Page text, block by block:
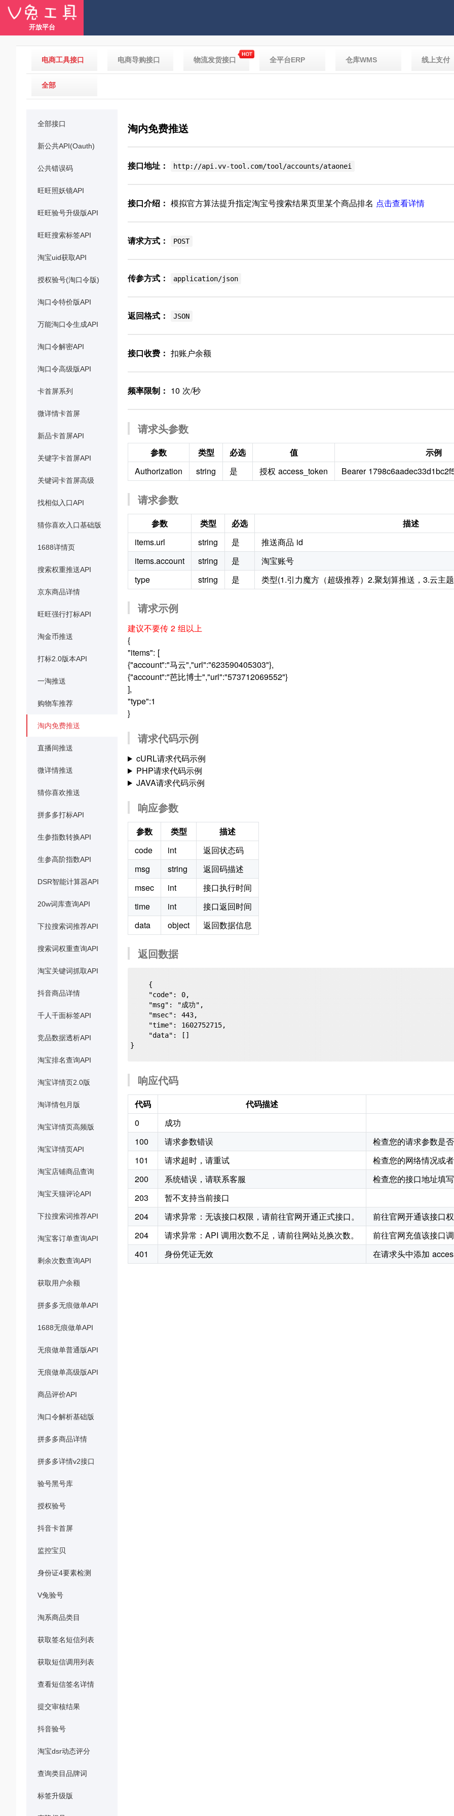
开放平台
电商工具接口 电商导购接口 物流发货接口 全平台ERP 仓库WMS 线上支付
全部
全部接口
新公共API(Oauth)
公共错误码
旺旺照妖镜API
旺旺验号升级版API
旺旺搜索标签API
淘宝uid获取API
授权验号(淘口令版)
淘口令特价版API
万能淘口令生成API
淘口令解密API
淘口令高级版API
卡首屏系列
微详情卡首屏
新品卡首屏API
关键字卡首屏API
关键词卡首屏高级
找相似入口API
猜你喜欢入口基础版
1688详情页
搜索权重推送API
京东商品详情
旺旺强行打标API
淘金币推送
打标2.0版本API
一淘推送
购物车推荐
淘内免费推送
直播间推送
微详情推送
猜你喜欢推送
拼多多打标API
生参指数转换API
生参高阶指数API
DSR智能计算器API
20w词库查询API
下拉搜索词推荐API
搜索词权重查询API
淘宝关键词抓取API
抖音商品详情
千人千面标签API
竞品数据透析API
淘宝排名查询API
淘宝详情页2.0版
淘详情包月版
淘宝详情页高频版
淘宝详情页API
淘宝店铺商品查询
淘宝天猫评论API
下拉搜索词推荐API
淘宝客订单查询API
剩余次数查询API
获取用户余额
拼多多无痕做单API
1688无痕做单API
无痕做单普通版API
无痕做单高级版API
商品评价API
淘口令解析基础版
拼多多商品详情
拼多多详情v2接口
验号黑号库
授权验号
抖音卡首屏
监控宝贝
身份证4要素检测
V兔验号
淘系商品类目
获取签名短信列表
获取短信调用列表
查看短信签名详情
提交审核结果
抖音验号
淘宝dsr动态评分
查询类目品牌词
标签升级版
淘内免费推送
接口地址： http://api.vv-tool.com/tool/accounts/ataonei
接口介绍： 模拟官方算法提升指定淘宝号搜索结果页里某个商品排名 点击查看详情
请求方式： POST
传参方式： application/json
返回格式： JSON
接口收费： 扣账户余额
频率限制： 10 次/秒
请求头参数
参数 类型 必选 值
示例
Authorization
string 是 授权 access_token Bearer
请求参数
参数 类型 必选
描述
items.url
string 是
推送商品 id
items.account
string 是
淘宝账号
type
string 是 类型(1.引力魔方（超级推荐）2.聚划算推送，3.云主
请求示例
建议不要传 2 组以上
{
"items": [
{"account":"马云","url":"623590405303"},
{"account":"芭比博士","url":"573712069552"}
],
"type":1
}
请求代码示例
cURL请求代码示例
PHP请求代码示例
JAVA请求代码示例
响应参数
参数 类型
描述
code
int
返回状态码
msg
string
返回码描述
msec
int
接口执行时间
time
int
接口返回时间
data
object 返回数据信息
返回数据
}
响应代码
代码
代码描述
0
成功
100
请求参数错误
检查您的请求参数是
101
请求超时，请重试
检查您的网络情况或
200
系统错误，请联系客服
检查您的接口地址填
203
暂不支持当前接口
204
请求异常：无该接口权限，请前往官网开通正式接口。
前往官网开通该接口
204
请求异常：API 调用次数不足，请前往网站兑换次数。
前往官网充值该接口
401
身份凭证无效 在请求头中添加